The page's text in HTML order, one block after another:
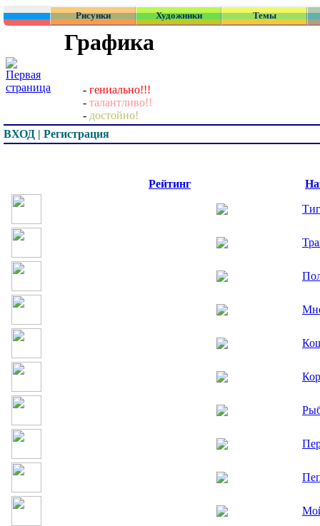
Рисунки Художники Темы
Графика
- гениально!!!
- талантливо!!
- достойно!
ВХОД | Регистрация
Рейтинг